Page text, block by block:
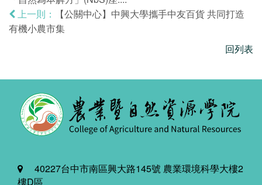
上一則：
【公關中心】中興大學攜手中友百貨 共同打造
有機小農市集
回列表
40227台中市南區興大路145號 農業環境科學大樓2
樓D區